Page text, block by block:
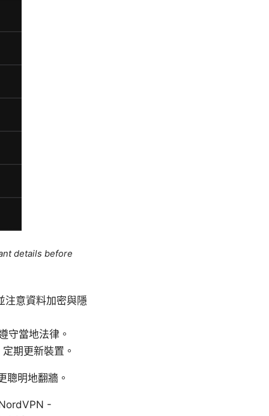
details before
注意資料加密與隱
守當地法律。
期更新裝置。
聰明地翻牆。
-